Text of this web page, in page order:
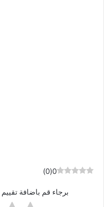
0
(
0
)
برجاء قم باضافة